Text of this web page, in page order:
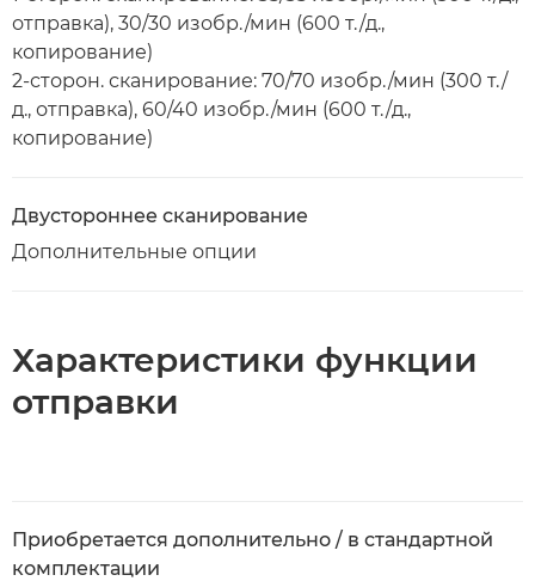
отправка), 30/30 изобр./мин (600 т./д.,
копирование)
2-сторон. сканирование: 70/70 изобр./мин (300 т./
д., отправка), 60/40 изобр./мин (600 т./д.,
копирование)
Двустороннее сканирование
Дополнительные опции
Характеристики функции
отправки
Приобретается дополнительно / в стандартной
комплектации